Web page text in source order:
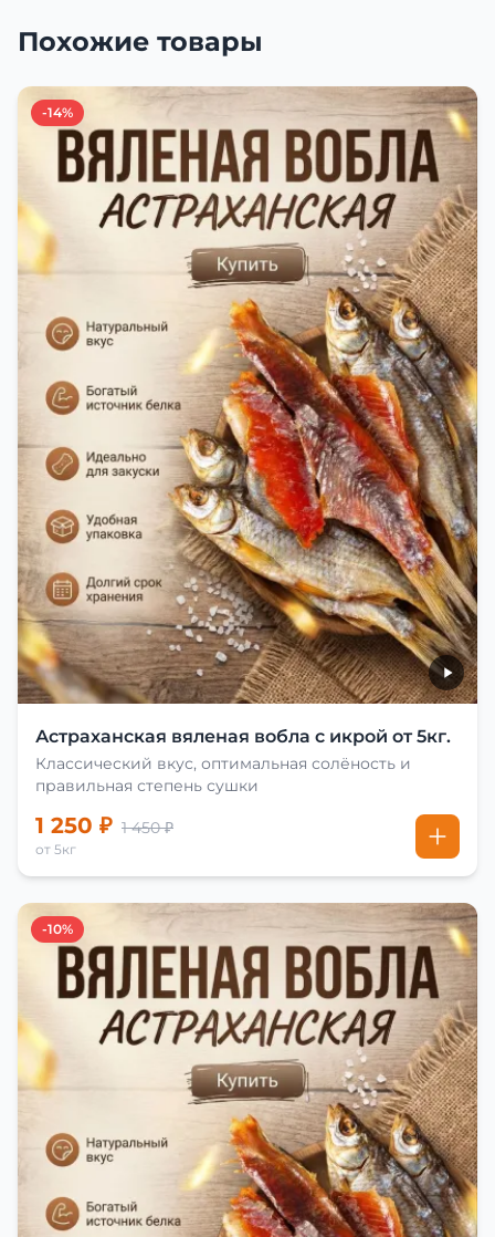
Похожие товары
-14%
Астраханская вяленая вобла с икрой от 5кг.
Классический вкус, оптимальная солёность и
правильная степень сушки
1 250 ₽ 1 450 ₽
от 5кг
-10%